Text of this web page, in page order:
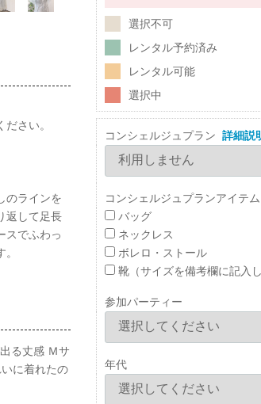
さい。
のラインを
返して足長
スでふわっ
る丈感 Ｍサ
に着れたの
選択不可
レンタル予約済み
レンタル可能
選択中
コンシェルジュプラン 詳細説
コンシェルジュプランアイテム
バッグ
ネックレス
ボレロ・ストール
靴（サイズを備考欄に記入
参加パーティー
年代